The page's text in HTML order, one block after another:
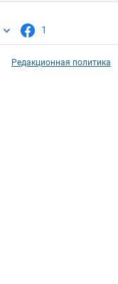
1
Редакционная политика